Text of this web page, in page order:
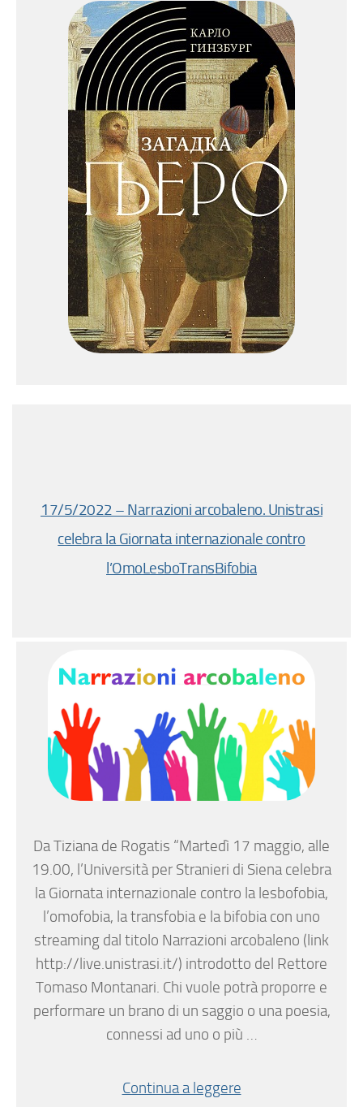
17/5/2022 – Narrazioni arcobaleno. Unistrasi
celebra la Giornata internazionale contro
l’OmoLesboTransBifobia
Da Tiziana de Rogatis “Martedì 17 maggio, alle
19.00, l’Università per Stranieri di Siena celebra
la Giornata internazionale contro la lesbofobia,
l’omofobia, la transfobia e la bifobia con uno
streaming dal titolo Narrazioni arcobaleno (link
http://live.unistrasi.it/) introdotto del Rettore
Tomaso Montanari. Chi vuole potrà proporre e
performare un brano di un saggio o una poesia,
connessi ad uno o più …
Continua a leggere